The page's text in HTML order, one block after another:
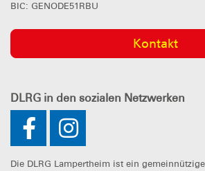
BIC: GENODE51RBU
Kontakt
DLRG in den sozialen Netzwerken
Die DLRG Lampertheim ist ein